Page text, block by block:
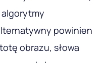
korzystających z tej
na 1,4 miliarda osób
takie jak Google